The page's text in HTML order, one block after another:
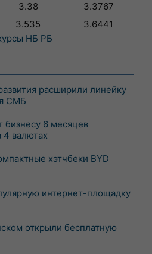
3.38
3.3767
3.535
3.6441
НБ РБ
расширили линейку
СМБ
бизнесу 6 месяцев
4 валютах
хэтчбеки BYD
интернет-площадку
открыли бесплатную